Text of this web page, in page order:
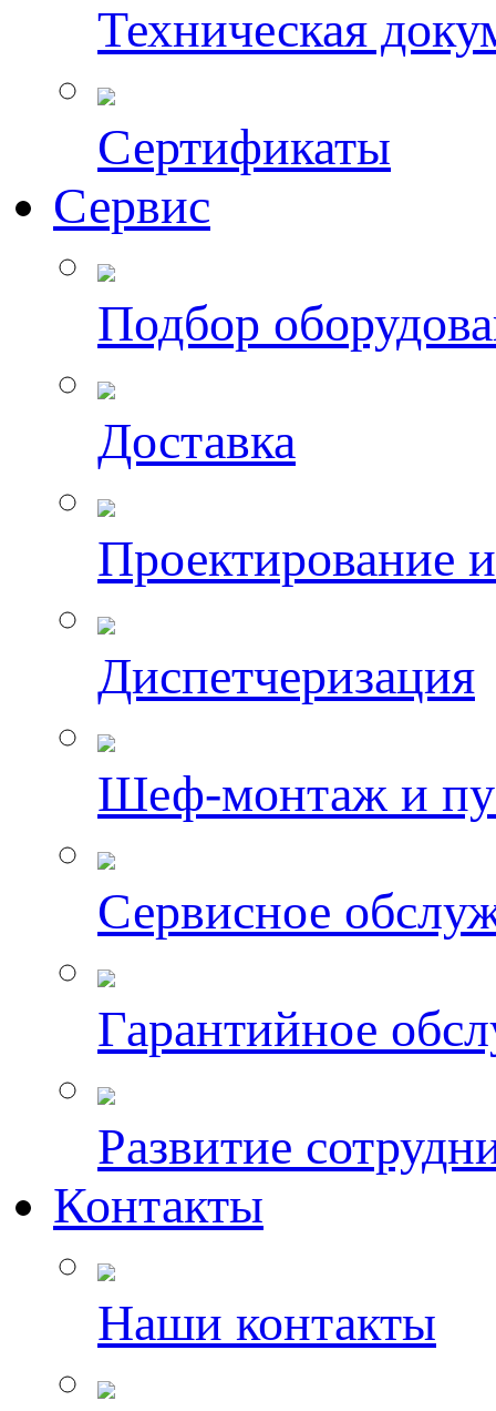
Техническая
Сертификаты
Сервис
Подбор
Доставка
Проектирование
Диспетчеризация
Шеф-монтаж и
Сервисное
Гарантийное
Развитие
Контакты
Наши контакты